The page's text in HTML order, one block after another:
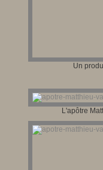
Un
L'apôtre